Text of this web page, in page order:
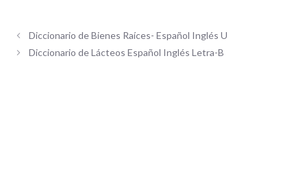
Diccionario de Bienes Raíces- Español Inglés U
Diccionario de Lácteos Español Inglés Letra-B